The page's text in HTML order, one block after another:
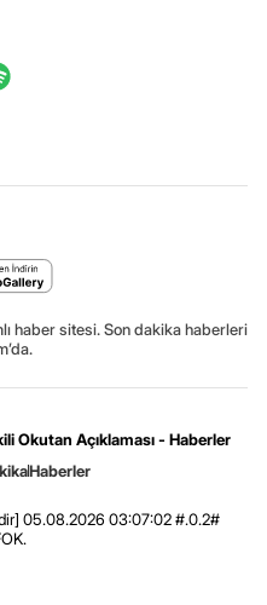
haber sitesi. Son dakika haberleri
Okutan Açıklaması - Haberler
Haberler
05.08.2026 03:07:02 #.0.2#